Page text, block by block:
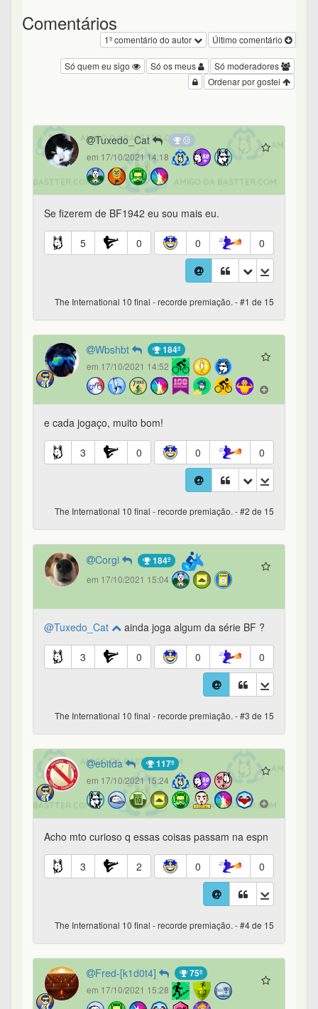
Comentários
Último comentário
1º comentário do autor
Só moderadores
Só os meus
Só quem eu sigo
Ordenar por gostei
Tuxedo_Cat
em 17/10/2021 14:18
Se fizerem de BF1942 eu sou mais eu.
5 0 0 0
The International 10 final - recorde premiação. - #1 de 15
Wbshbt 184º
em 17/10/2021 14:52
e cada jogaço, muito bom!
3 0 0 0
The International 10 final - recorde premiação. - #2 de 15
Corgi 184º
em 17/10/2021 15:04
@Tuxedo_Cat ainda joga algum da série BF ?
3 0 0 0
The International 10 final - recorde premiação. - #3 de 15
ebitda 117º
em 17/10/2021 15:24
Acho mto curioso q essas coisas passam na espn
3 2 0 0
The International 10 final - recorde premiação. - #4 de 15
Fred-[k1d0t4] 75º
em 17/10/2021 15:28